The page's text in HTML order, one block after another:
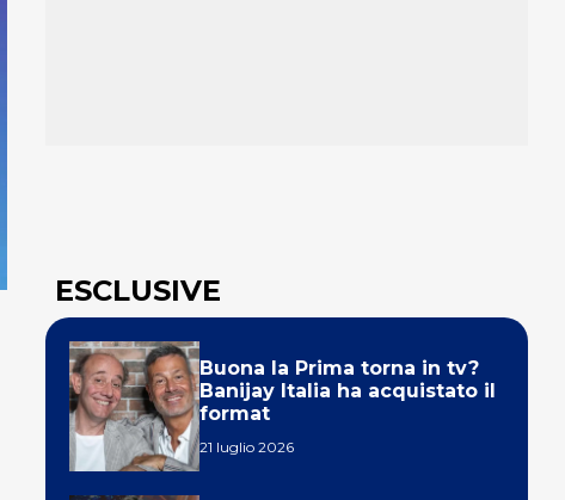
ESCLUSIVE
Buona la Prima torna in tv?
Banijay Italia ha acquistato il
format
21 luglio 2026